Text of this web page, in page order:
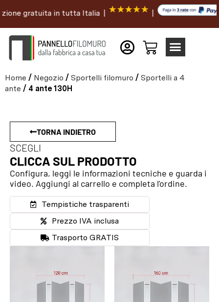
gratuita in tutta Italia | |
Home / Negozio / Sportelli filomuro / Sportelli a 4
ante / 4 ante 130H
TORNA INDIETRO
SCEGLI
CLICCA SUL PRODOTTO
Configura, leggi le informazioni tecniche e guarda i
video. Aggiungi al carrello e completa l'ordine.
Tempistiche trasparenti
Prezzo IVA inclusa
Trasporto GRATIS